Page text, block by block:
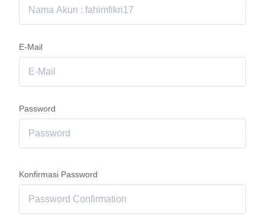
E-Mail
Password
Konfirmasi Password